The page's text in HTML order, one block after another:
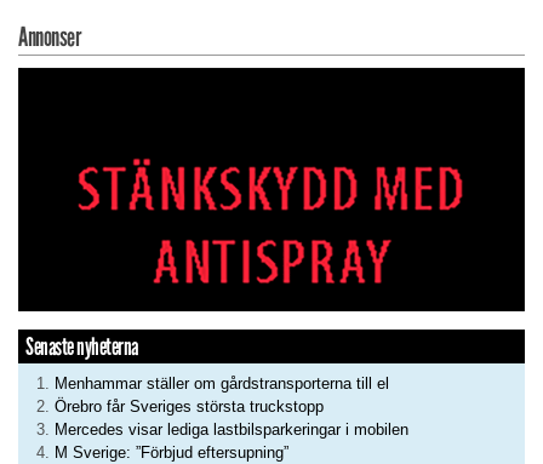
Annonser
Senaste nyheterna
Menhammar ställer om gårdstransporterna till el
Örebro får Sveriges största truckstopp
Mercedes visar lediga lastbilsparkeringar i mobilen
M Sverige: ”Förbjud eftersupning”